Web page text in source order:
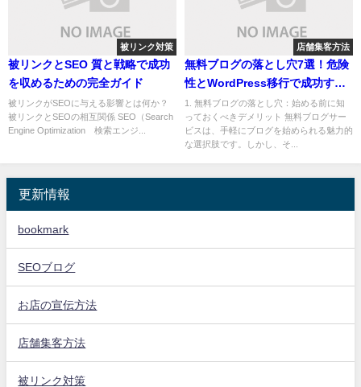
被リンク対策
被リンクとSEO 質と戦略で成功
を収めるための完全ガイド
被リンクがSEOに与える影響とは何か？
被リンクとSEOの相互関係 SEO（Search
Engine Optimization 検索エンジ...
店舗集客方法
無料ブログの落とし穴7選！危険
性とWordPress移行で成功する
方法
1. 無料ブログの落とし穴：始める前に知
っておくべきデメリット 無料ブログサー
ビスは、手軽にブログを始められる魅力的
な選択肢です。しかし、そ...
更新情報
bookmark
SEOブログ
お店の宣伝方法
店舗集客方法
被リンク対策